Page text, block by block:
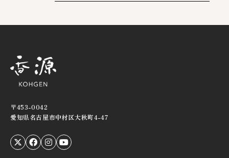
〒453-0042
愛知県名古屋市中村区大秋町4-47